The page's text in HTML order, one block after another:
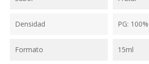
Densidad PG: 100%
Formato 15ml